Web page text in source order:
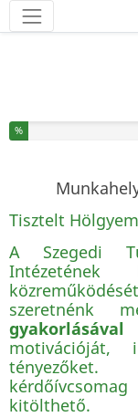
Eszközök
Befejezte a kérdőív %
%
Tisztelt
A Szegedi
Intézetének
szeretnénk
motivációját,
tényezőket.
kitölthető.